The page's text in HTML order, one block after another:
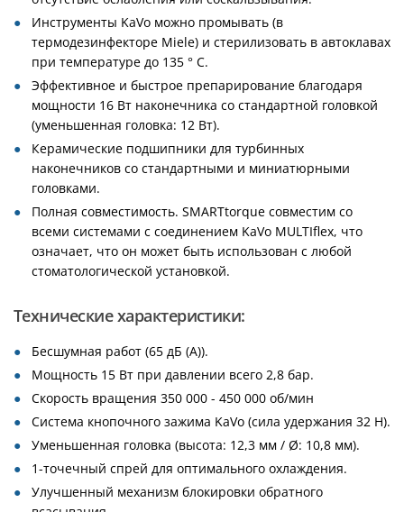
Инструменты KaVo можно промывать (в
термодезинфекторе Miele) и стерилизовать в автоклавах
при температуре до 135 ° C.
Эффективное и быстрое препарирование благодаря
мощности 16 Вт наконечника со стандартной головкой
(уменьшенная головка: 12 Вт).
Керамические подшипники для турбинных
наконечников со стандартными и миниатюрными
головками.
Полная совместимость. SMARTtorque совместим со
всеми системами с соединением KaVo MULTIflex, что
означает, что он может быть использован с любой
стоматологической установкой.
Технические характеристики:
Бесшумная работ (65 дБ (A)).
Мощность 15 Вт при давлении всего 2,8 бар.
Скорость вращения 350 000 - 450 000 об/мин
Система кнопочного зажима KaVo (сила удержания 32 Н).
Уменьшенная головка (высота: 12,3 мм / Ø: 10,8 мм).
1-точечный спрей для оптимального охлаждения.
Улучшенный механизм блокировки обратного